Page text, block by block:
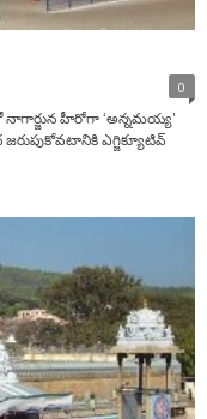
0
నాగార్జున హీరోగా ‘అన్నమయ్య’
ఎగ్జిక్యూటివ్‌